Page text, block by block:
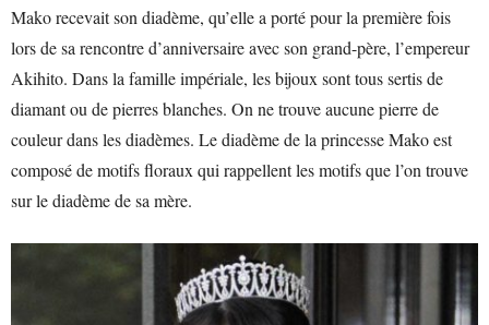
Mako recevait son diadème, qu’elle a porté pour la première fois
lors de sa rencontre d’anniversaire avec son grand-père, l’empereur
Akihito. Dans la famille impériale, les bijoux sont tous sertis de
diamant ou de pierres blanches. On ne trouve aucune pierre de
couleur dans les diadèmes. Le diadème de la princesse Mako est
composé de motifs floraux qui rappellent les motifs que l’on trouve
sur le diadème de sa mère.